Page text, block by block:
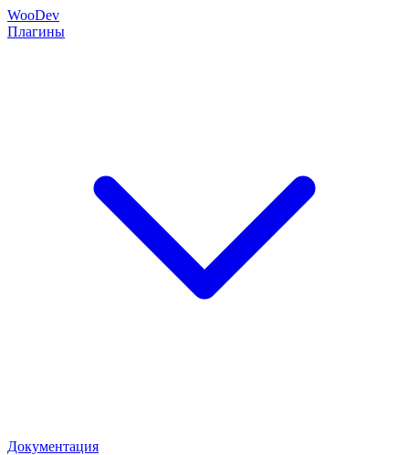
WooDev
Плагины
Документация